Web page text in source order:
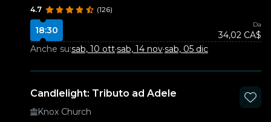
4.7 (126)
18:30
Da
34,02 CA$
Anche su:sab, 10 ott·sab, 14 nov·sab, 05 dic
Candlelight: Tributo ad Adele
Knox Church